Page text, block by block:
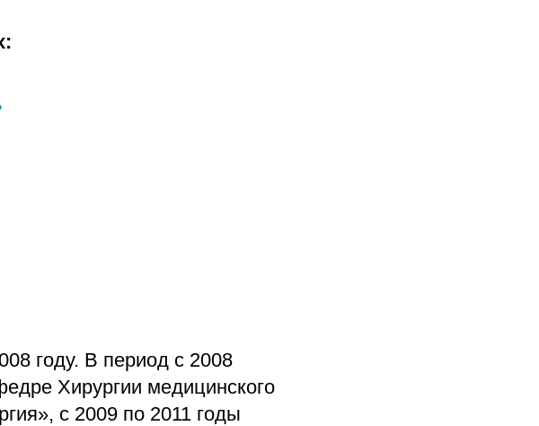
году. В период с 2008
Хирургии медицинского
с 2009 по 2011 годы